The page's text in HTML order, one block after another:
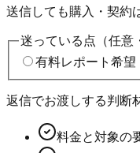
送信しても購入・契約
迷っている点（任意
有料レポート希望
返信でお渡しする判断
料金と対象の